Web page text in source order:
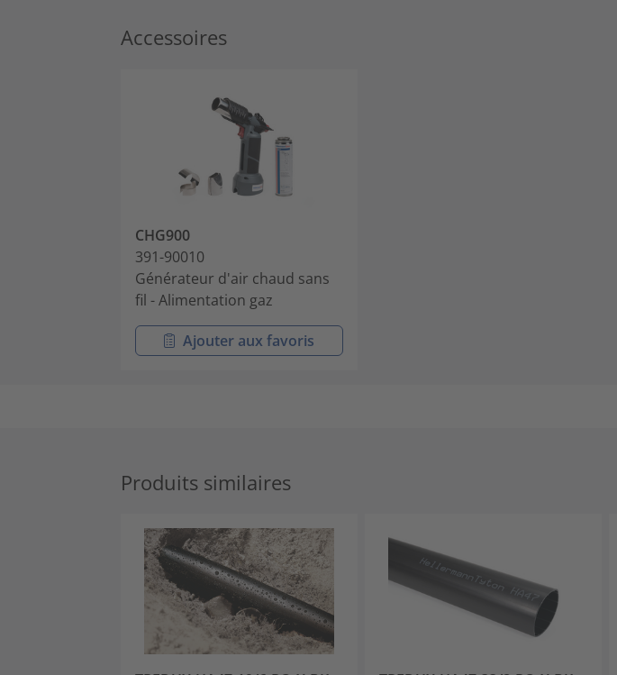
Accessoires
CHG900
391-90010
Générateur d'air chaud sans
fil - Alimentation gaz
Ajouter aux favoris
Produits similaires